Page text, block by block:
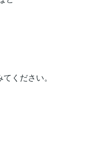
ください。